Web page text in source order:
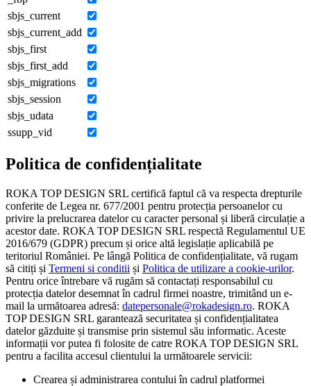
sbjs_current
sbjs_current_add
sbjs_first
sbjs_first_add
sbjs_migrations
sbjs_session
sbjs_udata
ssupp_vid
Politica de confidențialitate
ROKA TOP DESIGN SRL certifică faptul că va respecta drepturile
conferite de Legea nr. 677/2001 pentru protecția persoanelor cu
privire la prelucrarea datelor cu caracter personal și liberă circulație a
acestor date. ROKA TOP DESIGN SRL respectă Regulamentul UE
2016/679 (GDPR) precum și orice altă legislație aplicabilă pe
teritoriul României. Pe lângă Politica de confidențialitate, vă rugam
să citiți și Termeni si conditii și Politica de utilizare a cookie-urilor.
Pentru orice întrebare vă rugăm să contactați responsabilul cu
protecția datelor desemnat în cadrul firmei noastre, trimitând un e-
mail la următoarea adresă: datepersonale@rokadesign.ro. ROKA
TOP DESIGN SRL garantează securitatea și confidențialitatea
datelor găzduite și transmise prin sistemul său informatic. Aceste
informații vor putea fi folosite de catre ROKA TOP DESIGN SRL
pentru a facilita accesul clientului la următoarele servicii:
Crearea și administrarea contului în cadrul platformei